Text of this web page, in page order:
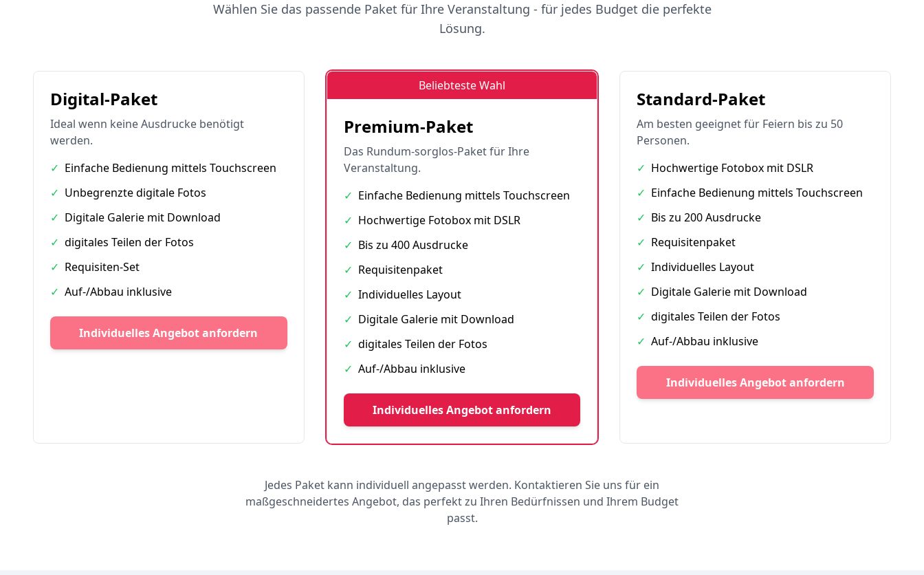
Wählen Sie das passende Paket für Ihre Veranstaltung - für jedes Budget die perfekte
Lösung.
Digital-Paket
Ideal wenn keine Ausdrucke benötigt
werden.
✓ Einfache Bedienung mittels Touchscreen
✓ Unbegrenzte digitale Fotos
✓ Digitale Galerie mit Download
✓ digitales Teilen der Fotos
✓ Requisiten-Set
✓ Auf-/Abbau inklusive
Individuelles Angebot anfordern
Beliebteste Wahl
Premium-Paket
Das Rundum-sorglos-Paket für Ihre
Veranstaltung.
✓ Einfache Bedienung mittels Touchscreen
✓ Hochwertige Fotobox mit DSLR
✓ Bis zu 400 Ausdrucke
✓ Requisitenpaket
✓ Individuelles Layout
✓ Digitale Galerie mit Download
✓ digitales Teilen der Fotos
✓ Auf-/Abbau inklusive
Individuelles Angebot anfordern
Standard-Paket
Am besten geeignet für Feiern bis zu 50
Personen.
✓ Hochwertige Fotobox mit DSLR
✓ Einfache Bedienung mittels Touchscreen
✓ Bis zu 200 Ausdrucke
✓ Requisitenpaket
✓ Individuelles Layout
✓ Digitale Galerie mit Download
✓ digitales Teilen der Fotos
✓ Auf-/Abbau inklusive
Individuelles Angebot anfordern
Jedes Paket kann individuell angepasst werden. Kontaktieren Sie uns für ein
maßgeschneidertes Angebot, das perfekt zu Ihren Bedürfnissen und Ihrem Budget
passt.